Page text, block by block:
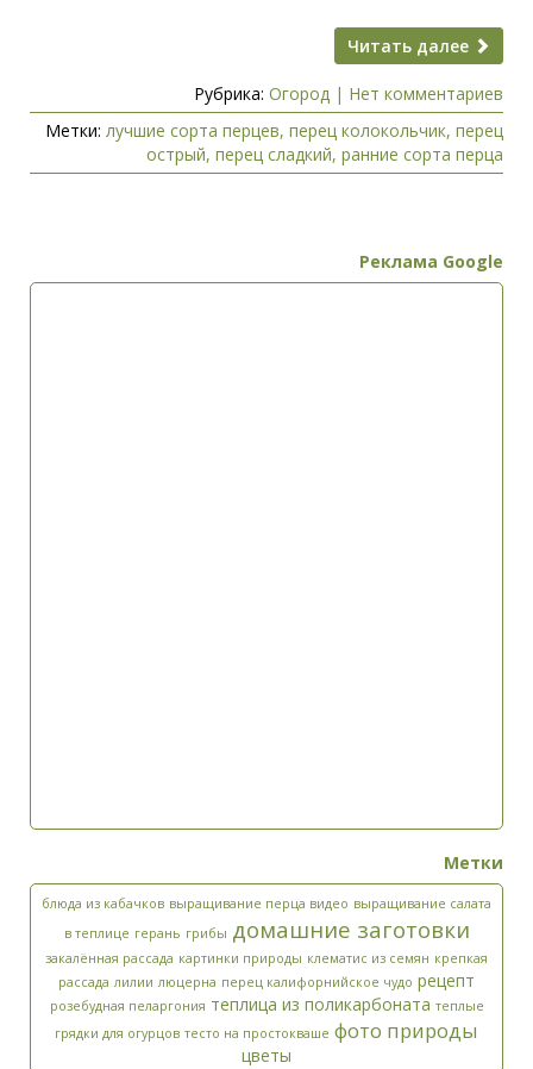
Читать далее
Рубрика: Огород | Нет комментариев
Метки: лучшие сорта перцев, перец колокольчик, перец
острый, перец сладкий, ранние сорта перца
Реклама Google
Метки
блюда из кабачков выращивание перца видео выращивание салата
в теплице герань грибы домашние заготовки
закалённая рассада картинки природы клематис из семян крепкая
рассада лилии люцерна перец калифорнийское чудо рецепт
розебудная пеларгония теплица из поликарбоната теплые
грядки для огурцов тесто на простокваше фото природы
цветы